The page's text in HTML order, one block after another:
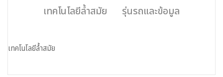
เทคโนโลยีล้ำสมัย รุ่นรถและข้อมูล
เทคโนโลยีล้ำสมัย